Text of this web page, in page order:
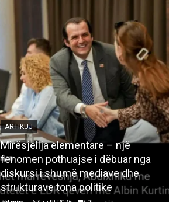
ARTIKUJ
Mirësjellja elementare – një
fenomen pothuajse i dëbuar nga
diskursi i shumë mediave dhe
strukturave tona politike